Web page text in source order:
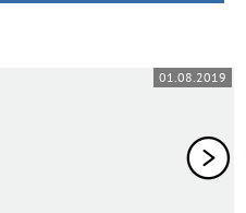
01.08.2019